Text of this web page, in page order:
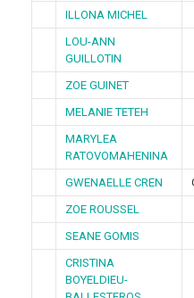
ILLONA MICHEL
LOU-ANN
GUILLOTIN
ZOE GUINET
MELANIE TETEH
MARYLEA
RATOVOMAHENINA
GWENAELLE CREN
ZOE ROUSSEL
SEANE GOMIS
CRISTINA
BOYELDIEU-